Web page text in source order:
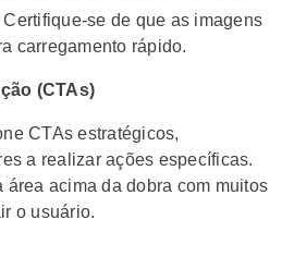
se de que as imagens
carregamento rápido.
(CTAs)
CTAs estratégicos,
a realizar ações específicas.
área acima da dobra com muitos
o usuário.